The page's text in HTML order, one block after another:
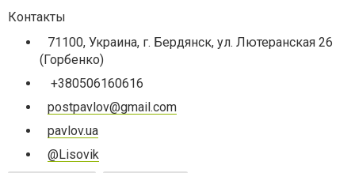
Контакты
71100, Украина, г. Бердянск, ул. Лютеранская 26
(Горбенко)
+380506160616
postpavlov@gmail.com
pavlov.ua
@Lisovik